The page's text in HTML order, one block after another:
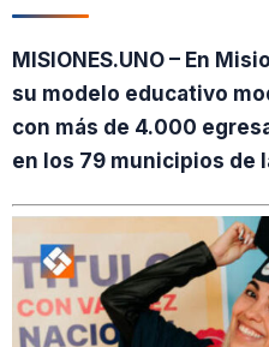
MISIONES.UNO – En
su modelo educativo
con más de 4.000
en los 79 municipios de